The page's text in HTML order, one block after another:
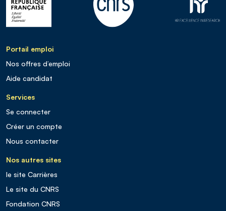
Portail emploi
Nos offres d’emploi
Aide candidat
Services
Se connecter
Créer un compte
Nous contacter
Nos autres sites
le site Carrières
Le site du CNRS
Fondation CNRS